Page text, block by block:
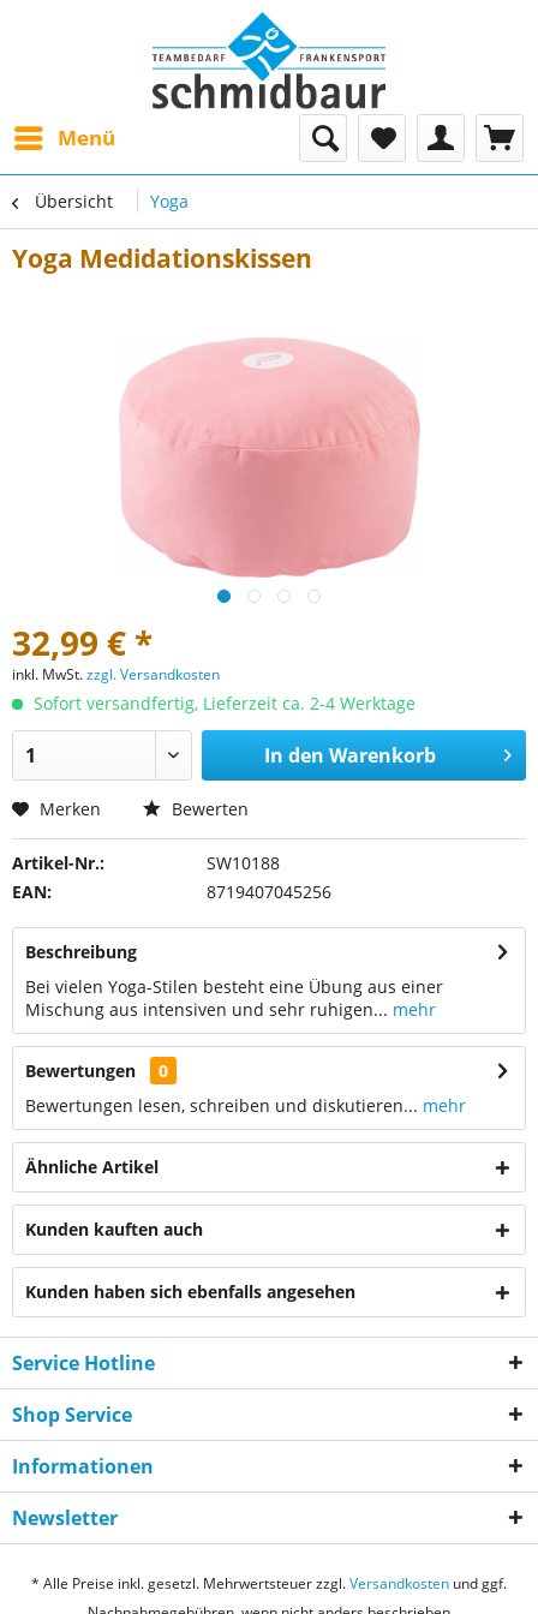
Menü
Übersicht Yoga
Yoga Medidationskissen
32,99 € *
inkl. MwSt.zzgl. Versandkosten
Sofort versandfertig, Lieferzeit ca. 2-4 Werktage
In den Warenkorb
Merken Bewerten
Artikel-Nr.:
SW10188
EAN:
8719407045256
Beschreibung
Bei vielen Yoga-Stilen besteht eine Übung aus einer
Mischung aus intensiven und sehr ruhigen... mehr
Bewertungen
0
Bewertungen lesen, schreiben und diskutieren... mehr
Ähnliche Artikel
Kunden kauften auch
Kunden haben sich ebenfalls angesehen
Service Hotline
Shop Service
Informationen
Newsletter
* Alle Preise inkl. gesetzl. Mehrwertsteuer zzgl.Versandkosten und ggf.